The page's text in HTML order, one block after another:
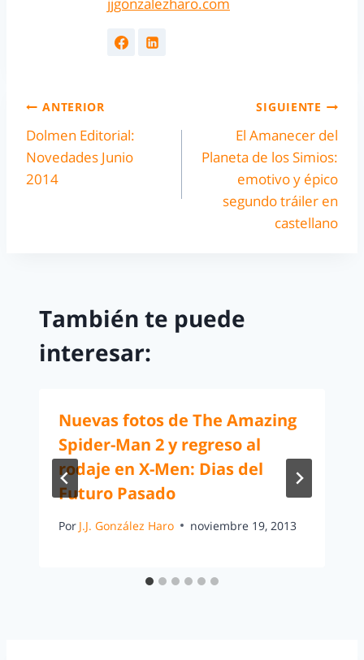
jjgonzalezharo.com
ANTERIOR
Dolmen Editorial:
Novedades Junio
2014
SIGUIENTE
El Amanecer del
Planeta de los Simios:
emotivo y épico
segundo tráiler en
castellano
También te puede
interesar:
Nuevas fotos de The Amazing
Spider-Man 2 y regreso al
rodaje en X-Men: Dias del
Futuro Pasado
Por J.J. González Haro noviembre 19, 2013